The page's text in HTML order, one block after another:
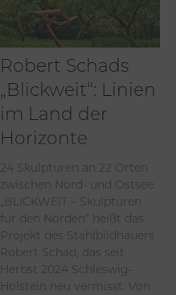
Robert Schads
„Blickweit“: Linien
im Land der
Horizonte
24 Skulpturen an 22 Orten
zwischen Nord- und Ostsee.
„BLICKWEIT – Skulpturen
für den Norden“ heißt das
Projekt des Stahlbildhauers
Robert Schad, das seit
Herbst 2024 Schleswig-
Holstein neu vermisst. Von